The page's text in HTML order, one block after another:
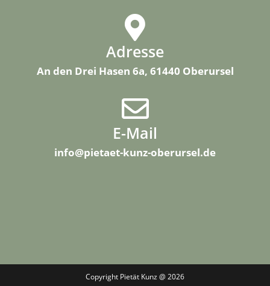
Adresse
An den Drei Hasen 6a, 61440 Oberursel
E-Mail
info@pietaet-kunz-oberursel.de
Copyright Pietät Kunz @ 2026